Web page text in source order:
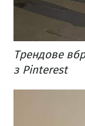
Трендове
з Pinterest